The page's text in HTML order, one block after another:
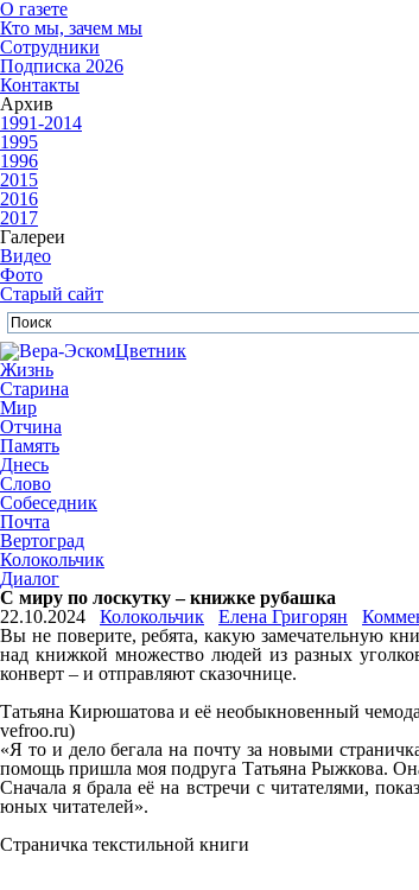
О газете
Кто мы, зачем мы
Сотрудники
Подписка 2026
Контакты
Архив
1991-2014
1995
1996
2015
2016
2017
Галереи
Видео
Фото
Старый сайт
Цветник
Жизнь
Старина
Мир
Отчина
Память
Днесь
Слово
Собеседник
Почта
Вертоград
Колокольчик
Диалог
С миру по лоскутку – книжке рубашка
22.10.2024
Колокольчик Елена Григорян
Вы не поверите, ребята, какую замечательную
над книжкой множество людей из разных
конверт – и отправляют сказочнице.
Татьяна Кирюшатова и её необыкновенный
vefroo.ru)
«Я то и дело бегала на почту за новыми
помощь пришла моя подруга Татьяна Рыжкова.
Сначала я брала её на встречи с читателями,
юных читателей».
Страничка текстильной книги